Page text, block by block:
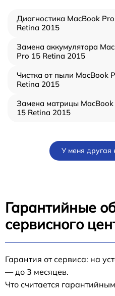
Диагностика MacBook
Retina 2015
Замена аккумулятора
Pro 15 Retina 2015
Чистка от пыли MacBook
Retina 2015
Замена матрицы MacBook
15 Retina 2015
У меня другая
Гарантийные
сервисного
Гарантия от сервиса: на
— до 3 месяцев.
Что считается